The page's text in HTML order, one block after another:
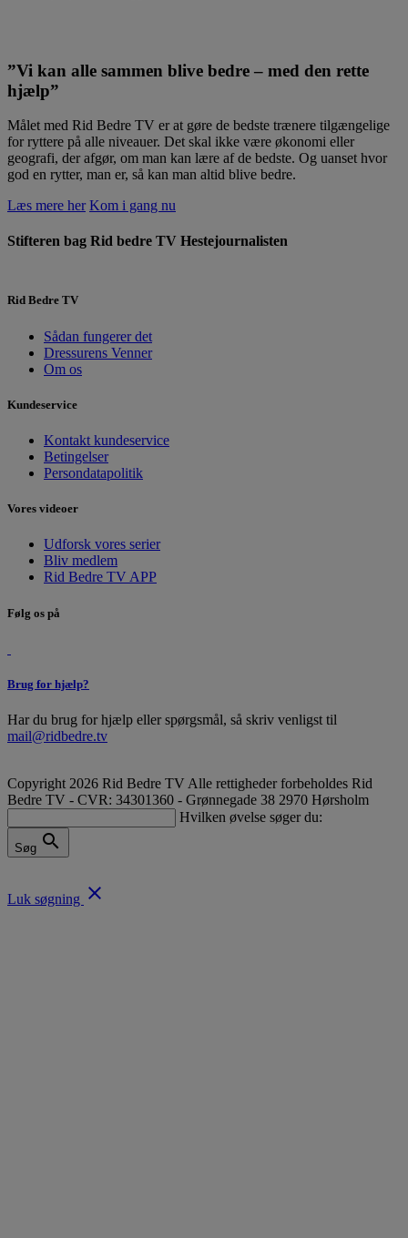
”Vi kan alle sammen blive bedre – med den rette
hjælp”
Målet med Rid Bedre TV er at gøre de bedste trænere tilgængelige
for ryttere på alle niveauer. Det skal ikke være økonomi eller
geografi, der afgør, om man kan lære af de bedste. Og uanset hvor
god en rytter, man er, så kan man altid blive bedre.
Læs mere her Kom i gang nu
Stifteren bag Rid bedre TV Hestejournalisten
Rid Bedre TV
Sådan fungerer det
Dressurens Venner
Om os
Kundeservice
Kontakt kundeservice
Betingelser
Persondatapolitik
Vores videoer
Udforsk vores serier
Bliv medlem
Rid Bedre TV APP
Følg os på
Brug for hjælp?
Har du brug for hjælp eller spørgsmål, så skriv venligst til
mail@ridbedre.tv
Copyright 2026 Rid Bedre TV Alle rettigheder forbeholdes Rid
Bedre TV - CVR: 34301360 - Grønnegade 38 2970 Hørsholm
Hvilken øvelse søger du:
Søg search
Luk søgning close